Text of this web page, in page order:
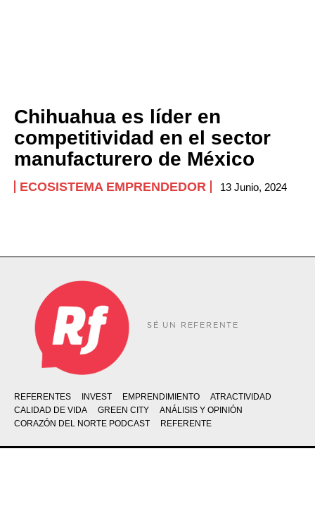
Chihuahua es líder en
competitividad en el sector
manufacturero de México
ECOSISTEMA EMPRENDEDOR 13 Junio, 2024
SÉ UN REFERENTE
REFERENTES INVEST EMPRENDIMIENTO
ATRACTIVIDAD
CALIDAD DE VIDA
GREEN CITY
ANÁLISIS Y OPINIÓN
CORAZÓN DEL NORTE PODCAST
REFERENTE